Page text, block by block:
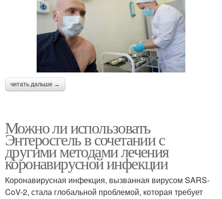
читать дальше →
Можно ли использовать
Энтеросгель в сочетании с
другими методами лечения
коронавирусной инфекции
Коронавирусная инфекция, вызванная вирусом SARS-
CoV-2, стала глобальной проблемой, которая требует